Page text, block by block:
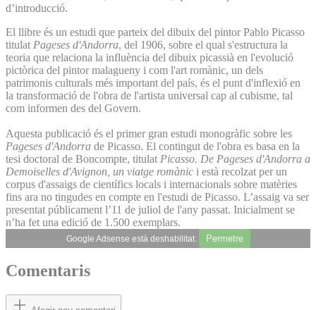
d’introducció.
El llibre és un estudi que parteix del dibuix del pintor Pablo Picasso
titulat Pageses d'Andorra, del 1906, sobre el qual s'estructura la
teoria que relaciona la influència del dibuix picassià en l'evolució
pictòrica del pintor malagueny i com l'art romànic, un dels
patrimonis culturals més important del país, és el punt d'inflexió en
la transformació de l'obra de l'artista universal cap al cubisme, tal
com informen des del Govern.
Aquesta publicació és el primer gran estudi monogràfic sobre les
Pageses d'Andorra de Picasso. El contingut de l'obra es basa en la
tesi doctoral de Boncompte, titulat Picasso. De Pageses d'Andorra a
Demoiselles d'Avignon, un viatge romànic i està recolzat per un
corpus d'assaigs de científics locals i internacionals sobre matèries
fins ara no tingudes en compte en l'estudi de Picasso. L’assaig va ser
presentat públicament l’11 de juliol de l'any passat. Inicialment se
n’ha fet una edició de 1.500 exemplars.
Google Adsense està deshabilitat. Permetre
Comentaris